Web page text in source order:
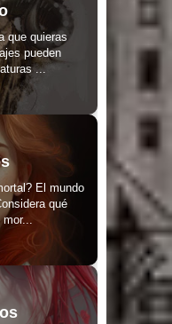
que quieras
pueden
...
El mundo
qué